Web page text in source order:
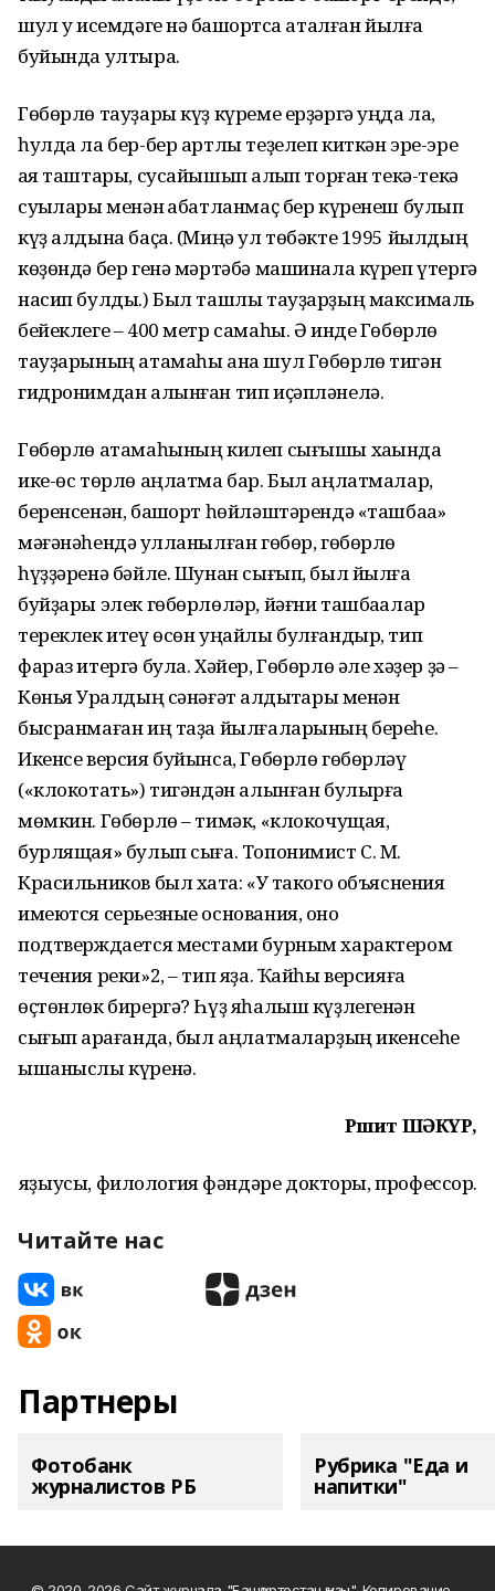
шул уҡ исемдәге нәҡ башҡортса аталған йылға
буйында ултыра.
Гөбөрлө тауҙары күҙ күреме ерҙәргә уңда ла,
һулда ла бер-бер артлы теҙелеп киткән эре-эре
ҡая таштары, сусайышып ҡалҡып торған текә-текә
суҡылары менән ҡабатланмаҫ бер күренеш булып
күҙ алдына баҫа. (Миңә ул төбәкте 1995 йылдың
көҙөндә бер генә мәртәбә машинала күреп үтергә
насип булды.) Был ташлы тауҙарҙың максималь
бейеклеге – 400 метр самаһы. Ә инде Гөбөрлө
тауҙарының атамаһы ана шул Гөбөрлө тигән
гидронимдан алынған тип иҫәпләнелә.
Гөбөрлө атамаһының килеп сығышы хаҡында
ике-өс төрлө аңлатма бар. Был аңлатмалар,
беренсенән, башҡорт һөйләштәрендә «ташбаҡа»
мәғәнәһендә ҡулланылған гөбөр, гөбөрлө
һүҙҙәренә бәйле. Шунан сығып, был йылға
буйҙары элек гөбөрлөләр, йәғни ташбаҡалар
тереклек итеү өсөн уңайлы бул­ғандыр, тип
фараз итергә була. Хәйер, Гөбөрлө әле хәҙер ҙә –
Көньяҡ Уралдың сәнәғәт ҡал­дыҡтары менән
бысранмаған иң таҙа йылғаларының береһе.
Икенсе версия буйынса, Гөбөрлө гөбөрләү
(«клокотать») тигәндән алынған булырға
мөмкин. Гөбөрлө – тимәк, «клокочущая,
бурлящая» булып сыға. Топонимист С. М.
Красильников был хаҡта: «У такого объяснения
имеются серьезные основания, оно
подтверждается местами бурным характером
течения реки»2, – тип яҙа. Ҡайһы версияға
өҫтөнлөк бирергә? Һүҙ яһалыш күҙлегенән
сығып ҡарағанда, был аңлатмаларҙың икенсеһе
ышаныслы күренә.
Рәшит ШӘКҮР,
яҙыусы, филология фәндәре докторы, профессор.
Читайте нас
Партнеры
Фотобанк
журналистов РБ
Рубрика "Еда и
напитки"